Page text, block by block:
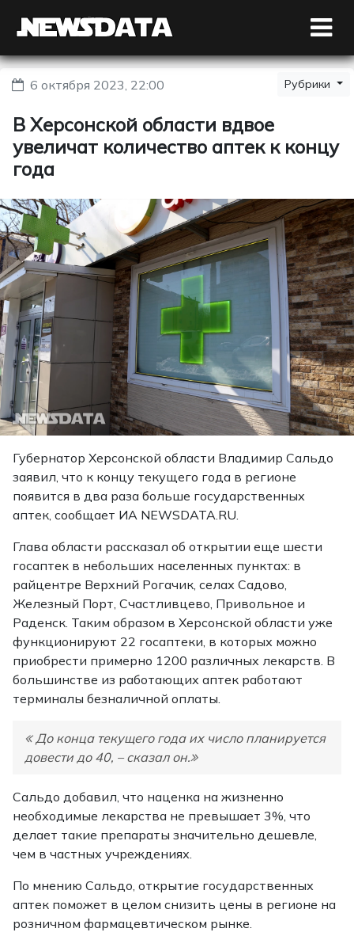
6 октября 2023, 22:00 Рубрики
В Херсонской области вдвое
увеличат количество аптек к концу
года
Губернатор Херсонской области Владимир Сальдо
заявил, что к концу текущего года в регионе
появится в два раза больше государственных
аптек, сообщает ИА NEWSDATA.RU.
Глава области рассказал об открытии еще шести
госаптек в небольших населенных пунктах: в
райцентре Верхний Рогачик, селах Садово,
Железный Порт, Счастливцево, Привольное и
Раденск. Таким образом в Херсонской области уже
функционируют 22 госаптеки, в которых можно
приобрести примерно 1200 различных лекарств. В
большинстве из работающих аптек работают
терминалы безналичной оплаты.
До конца текущего года их число планируется
довести до 40, – сказал он.
Сальдо добавил, что наценка на жизненно
необходимые лекарства не превышает 3%, что
делает такие препараты значительно дешевле,
чем в частных учреждениях.
По мнению Сальдо, открытие государственных
аптек поможет в целом снизить цены в регионе на
розничном фармацевтическом рынке.